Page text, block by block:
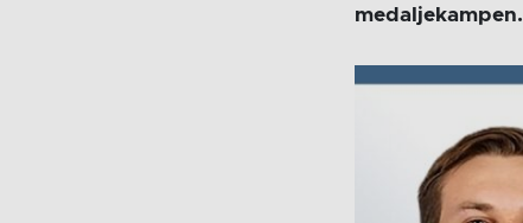
medaljekampen.